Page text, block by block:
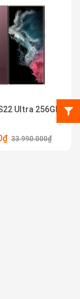
Ultra 256GB
33.990.000₫